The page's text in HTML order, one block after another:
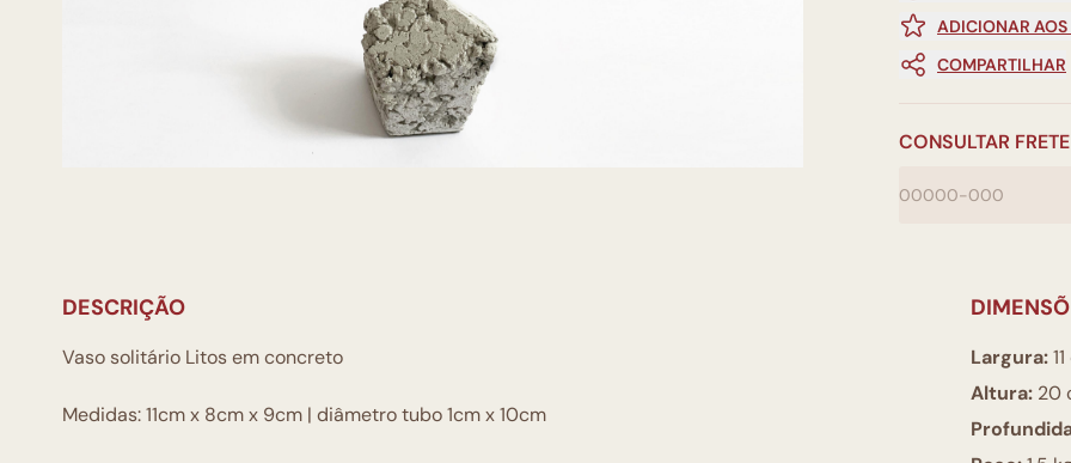
ADICIONAR AOS
COMPARTILHAR
CONSULTAR FRETE
DESCRIÇÃO
Vaso solitário Litos em concreto
Medidas: 11cm x 8cm x 9cm | diâmetro tubo 1cm x 10cm
Largura:
Altura: 20